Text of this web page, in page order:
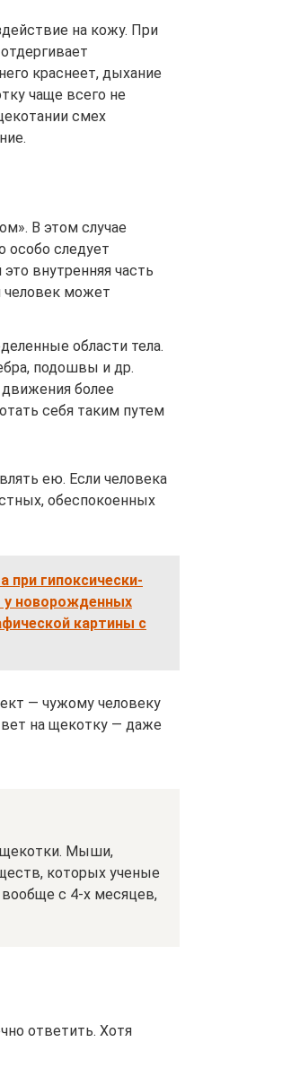
на кожу. При
краснеет, дыхание
чаще всего не
смех
В этом случае
особо следует
внутренняя часть
человек может
области тела.
подошвы и др.
более
себя таким путем
ею. Если человека
обеспокоенных
при гипоксически-
у новорожденных
картины с
— чужому человеку
на щекотку — даже
щекотки. Мыши,
которых ученые
с 4-х месяцев,
ответить. Хотя